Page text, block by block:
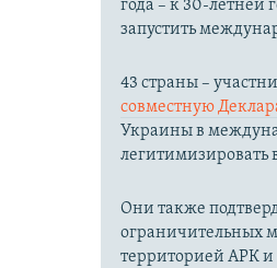
года – к 30-
запустить
43 страны –
совместную
Украины в
Они также
ограничительных
территорией АРК и